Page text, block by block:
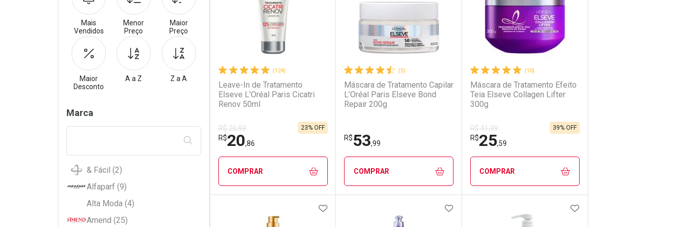
(124)
Leave-In de Tratamento
Elseve L'Oréal Paris Cicatri
Renov 50ml
R$ 26,99
R$20,86
23% OFF
COMPRAR
FECHAR
FECHAR
(5)
Máscara de Tratamento Capilar
L’Oréal Paris Elseve Bond
Repair 200g
R$53,99
COMPRAR
FECHAR
FECHAR
(10)
Máscara de Tratamento Efeito
Teia Elseve Collagen Lifter
300g
R$ 41,99
R$25,59
39% OFF
COMPRAR
FECHAR
FECHAR
ADICIONAR AOS FAVORITOS ADICIONAR AOS FAVORITOS ADICIONAR AOS
Mais
Vendidos
Menor
Preço
Maior
Preço
Maior
Desconto
A a Z Z a A
Filtros
Marca
FILTRAR PELO TERMO DIGITADO
& Fácil (2)
Alfaparf (9)
Alta Moda (4)
Amend (25)